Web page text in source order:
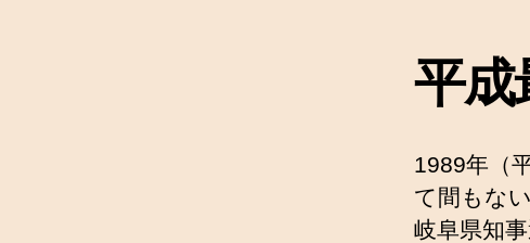
平成
1989年（
て間もな
岐阜県知